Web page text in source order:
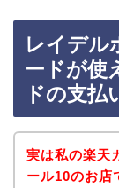
レイデル
ードが使
ドの支払
実は私の楽天
ール10のお店